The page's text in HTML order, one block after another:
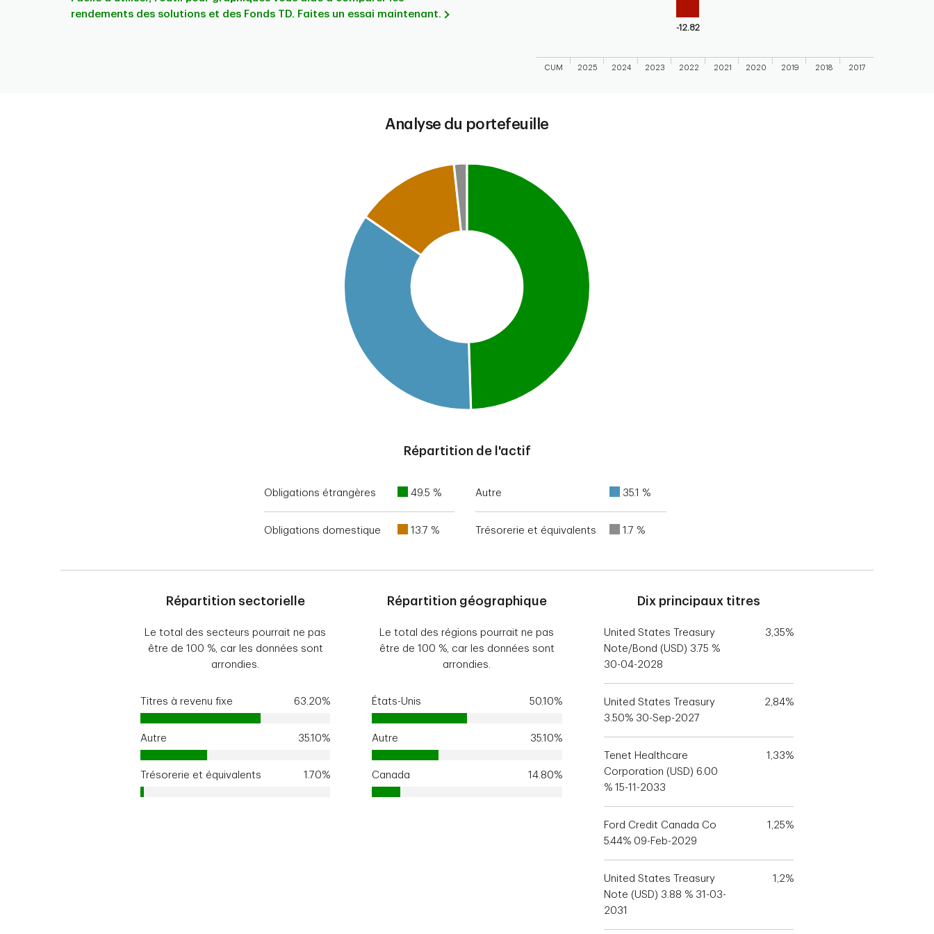
rendements des solutions et des Fonds TD. Faites un essai maintenant.
-12.82
CUM 2025 2024 2023 2022 2021 2020 2019 2018 2017
Analyse du portefeuille
Répartition de l'actif
Obligations étrangères 49.5 % Autre 35.1 %
Obligations domestique 13.7 % Trésorerie et équivalents 1.7 %
Répartition sectorielle
Le total des secteurs pourrait ne pas
être de 100 %, car les données sont
arrondies.
Titres à revenu fixe 63.20%
Autre 35.10%
Trésorerie et équivalents 1.70%
Répartition géographique
Le total des régions pourrait ne pas
être de 100 %, car les données sont
arrondies.
États-Unis 50.10%
Autre 35.10%
Canada 14.80%
Dix principaux titres
United States Treasury
Note/Bond (USD) 3.75 %
30-04-2028
3,35%
United States Treasury
3.50% 30-Sep-2027
2,84%
Tenet Healthcare
Corporation (USD) 6.00
% 15-11-2033
1,33%
Ford Credit Canada Co
5.44% 09-Feb-2029
1,25%
United States Treasury
Note (USD) 3.88 % 31-03-
2031
1,2%